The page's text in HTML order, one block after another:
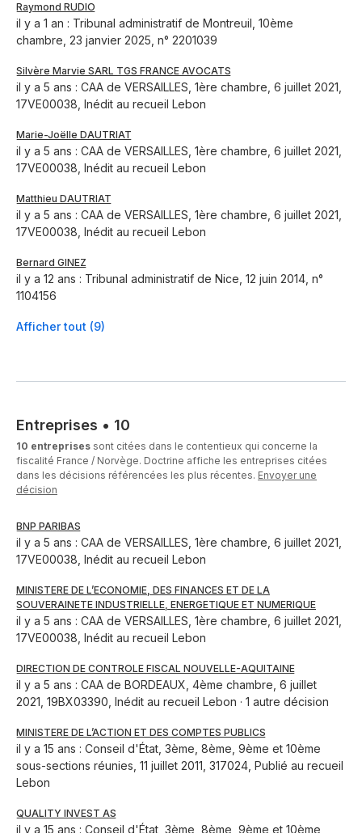
Raymond RUDIO
il y a 1 an : Tribunal administratif de Montreuil, 10ème
chambre, 23 janvier 2025, n° 2201039
Silvère Marvie SARL TGS FRANCE AVOCATS
il y a 5 ans : CAA de VERSAILLES, 1ère chambre, 6 juillet 2021,
17VE00038, Inédit au recueil Lebon
Marie-Joëlle DAUTRIAT
il y a 5 ans : CAA de VERSAILLES, 1ère chambre, 6 juillet 2021,
17VE00038, Inédit au recueil Lebon
Matthieu DAUTRIAT
il y a 5 ans : CAA de VERSAILLES, 1ère chambre, 6 juillet 2021,
17VE00038, Inédit au recueil Lebon
Bernard GINEZ
il y a 12 ans : Tribunal administratif de Nice, 12 juin 2014, n°
1104156
Afficher tout (9)
Entreprises • 10
10 entreprises sont citées dans le contentieux qui concerne la
fiscalité France / Norvège. Doctrine affiche les entreprises citées
dans les décisions référencées les plus récentes. Envoyer une
décision
BNP PARIBAS
il y a 5 ans : CAA de VERSAILLES, 1ère chambre, 6 juillet 2021,
17VE00038, Inédit au recueil Lebon
MINISTERE DE L’ECONOMIE, DES FINANCES ET DE LA
SOUVERAINETE INDUSTRIELLE, ENERGETIQUE ET NUMERIQUE
il y a 5 ans : CAA de VERSAILLES, 1ère chambre, 6 juillet 2021,
17VE00038, Inédit au recueil Lebon
DIRECTION DE CONTROLE FISCAL NOUVELLE-AQUITAINE
il y a 5 ans : CAA de BORDEAUX, 4ème chambre, 6 juillet
2021, 19BX03390, Inédit au recueil Lebon · 1 autre décision
MINISTERE DE L’ACTION ET DES COMPTES PUBLICS
il y a 15 ans : Conseil d'État, 3ème, 8ème, 9ème et 10ème
sous-sections réunies, 11 juillet 2011, 317024, Publié au recueil
Lebon
QUALITY INVEST AS
il y a 15 ans : Conseil d'État, 3ème, 8ème, 9ème et 10ème